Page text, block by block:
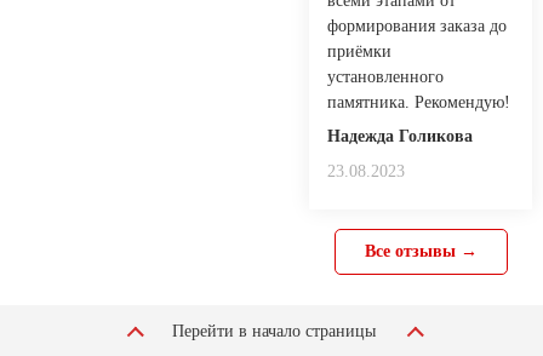
формирования заказа до
приёмки
установленного
памятника. Рекомендую!
Надежда Голикова
23.08.2023
Все отзывы →
Перейти в начало страницы